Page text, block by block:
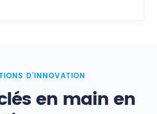
D’INNOVATION
en main en